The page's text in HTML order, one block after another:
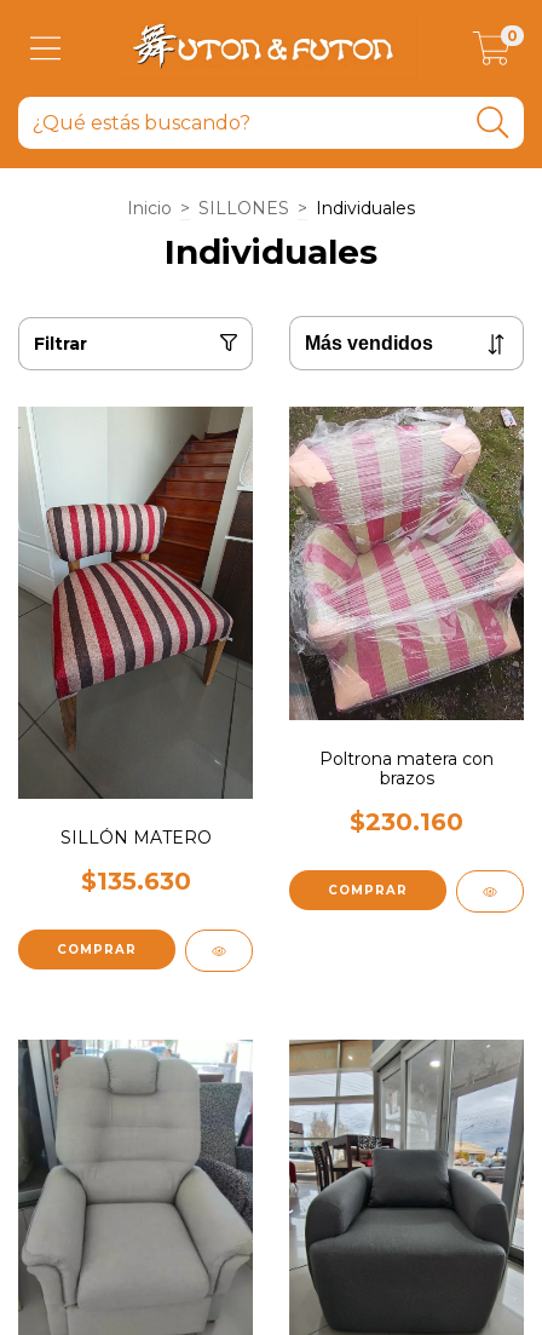
0
Inicio > SILLONES > Individuales
Individuales
Filtrar
SILLÓN MATERO
$135.630
COMPRAR
Poltrona matera con
brazos
$230.160
COMPRAR